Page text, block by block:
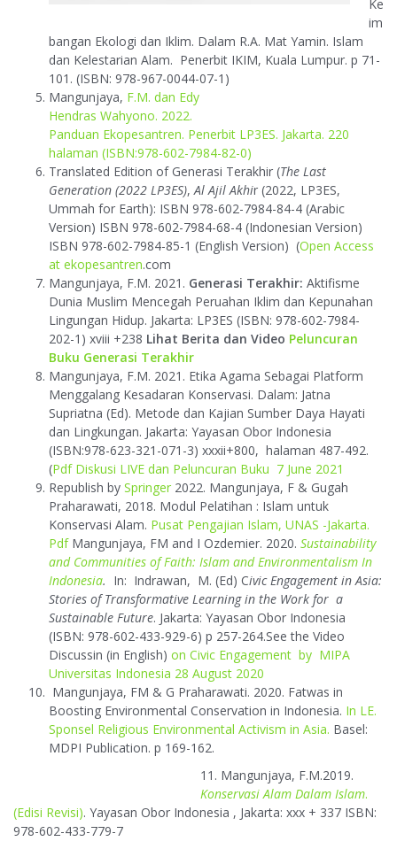
Ke
im
bangan Ekologi dan Iklim. Dalam R.A. Mat Yamin. Islam
dan Kelestarian Alam. Penerbit IKIM, Kuala Lumpur. p 71-
101. (ISBN: 978-967-0044-07-1)
Mangunjaya, F.M. dan Edy
Hendras Wahyono. 2022.
Panduan Ekopesantren. Penerbit LP3ES. Jakarta. 220
halaman (ISBN:978-602-7984-82-0)
Translated Edition of Generasi Terakhir (The Last
Generation (2022 LP3ES),Al Ajil Akhir (2022, LP3ES,
Ummah for Earth): ISBN 978-602-7984-84-4 (Arabic
Version) ISBN 978-602-7984-68-4 (Indonesian Version)
ISBN 978-602-7984-85-1 (English Version) (Open Access
at ekopesantren.com
Mangunjaya, F.M. 2021. Generasi Terakhir: Aktifisme
Dunia Muslim Mencegah Peruahan Iklim dan Kepunahan
Lingungan Hidup. Jakarta: LP3ES (ISBN: 978-602-7984-
202-1) xviii +238 Lihat Berita dan Video Peluncuran
Buku Generasi Terakhir
Mangunjaya, F.M. 2021. Etika Agama Sebagai Platform
Menggalang Kesadaran Konservasi. Dalam: Jatna
Supriatna (Ed). Metode dan Kajian Sumber Daya Hayati
dan Lingkungan. Jakarta: Yayasan Obor Indonesia
(ISBN:978-623-321-071-3) xxxii+800, halaman 487-492.
(Pdf Diskusi LIVE dan Peluncuran Buku 7 June 2021
Republish by Springer 2022. Mangunjaya, F & Gugah
Praharawati, 2018. Modul Pelatihan : Islam untuk
Konservasi Alam. Pusat Pengajian Islam, UNAS -Jakarta.
Pdf Mangunjaya, FM and I Ozdemier. 2020. Sustainability
and Communities of Faith: Islam and Environmentalism In
Indonesia. In: Indrawan, M. (Ed) Civic Engagement in Asia:
Stories of Transformative Learning in the Work for a
Sustainable Future. Jakarta: Yayasan Obor Indonesia
(ISBN: 978-602-433-929-6) p 257-264.See the Video
Discussin (in English) on Civic Engagement by MIPA
Universitas Indonesia 28 August 2020
Mangunjaya, FM & G Praharawati. 2020. Fatwas in
Boosting Environmental Conservation in Indonesia. In LE.
Sponsel Religious Environmental Activism in Asia. Basel:
MDPI Publication. p 169-162.
11. Mangunjaya, F.M.2019.
Konservasi Alam Dalam Islam.
(Edisi Revisi). Yayasan Obor Indonesia , Jakarta: xxx + 337 ISBN:
978-602-433-779-7